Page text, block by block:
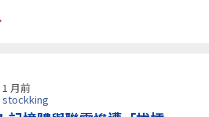
月前
stockking